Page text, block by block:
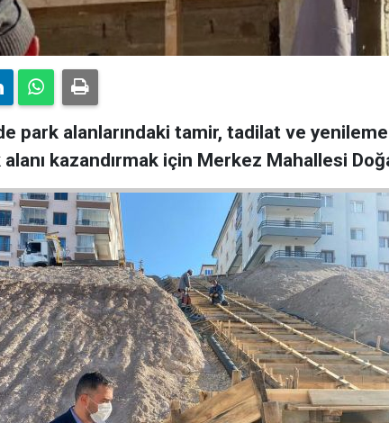
park alanlarındaki tamir, tadilat ve
kazandırmak için Merkez Mahallesi